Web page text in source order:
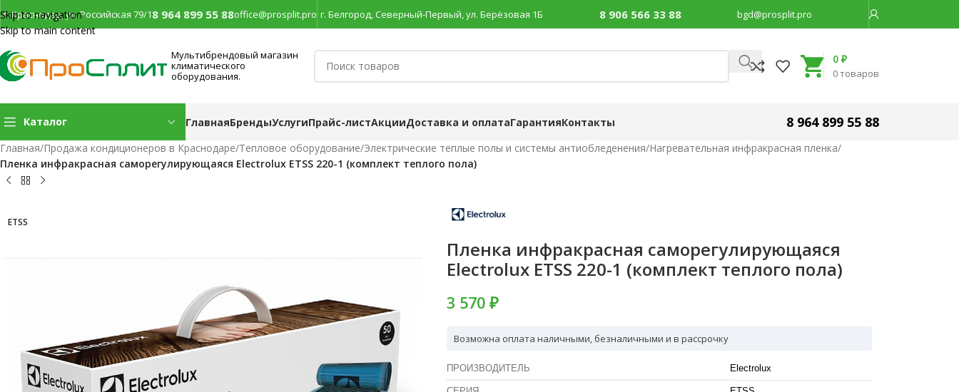
Skip to navigation
Skip to main content
г. Краснодар, ул. Российская 79/18 964 899 55 88office@prosplit.pro г. Белгород, Северный-Первый, ул. Берёзовая 1Б 8 906 566 33 88 bgd@prosplit.pro
Мультибрендовый магазин
климатического
оборудования.
0товаров
0 ₽
Каталог ГлавнаяБрендыУслугиПрайс-листАкцииДоставка и оплатаГарантияКонтакты 8 964 899 55 88
Главная/Продажа кондиционеров в Краснодаре/Тепловое оборудование/Электрические теплые полы и системы антиобледенения/Нагревательная инфракрасная пленка/
Пленка инфракрасная саморегулирующаяся Electrolux ETSS 220-1 (комплект теплого пола)
ETSS
Пленка инфракрасная саморегулирующаяся
Electrolux ETSS 220-1 (комплект теплого пола)
3 570 ₽
Возможна оплата наличными, безналичными и в рассрочку
ПРОИЗВОДИТЕЛЬ Electrolux